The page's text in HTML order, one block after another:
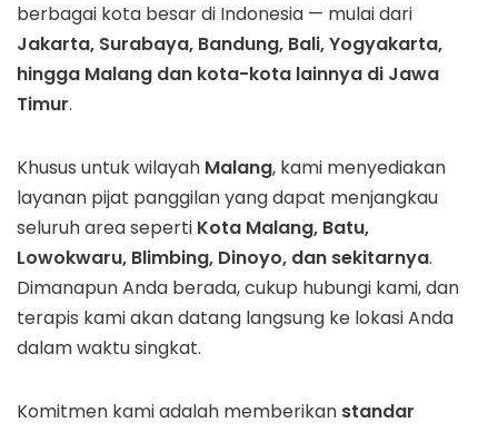
berbagai kota besar di Indonesia — mulai dari
Jakarta, Surabaya, Bandung, Bali, Yogyakarta,
hingga Malang dan kota-kota lainnya di Jawa
Timur.
Khusus untuk wilayah Malang, kami menyediakan
layanan pijat panggilan yang dapat menjangkau
seluruh area seperti Kota Malang, Batu,
Lowokwaru, Blimbing, Dinoyo, dan sekitarnya.
Dimanapun Anda berada, cukup hubungi kami, dan
terapis kami akan datang langsung ke lokasi Anda
dalam waktu singkat.
Komitmen kami adalah memberikan standar